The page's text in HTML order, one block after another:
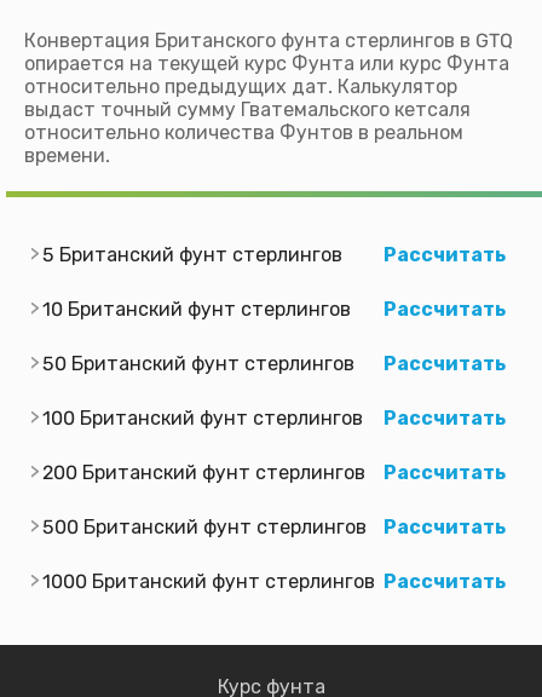
Конвертация Британского фунта стерлингов в GTQ
опирается на текущей курс Фунта или курс Фунта
относительно предыдущих дат. Калькулятор
выдаст точный сумму Гватемальского кетсаля
относительно количества Фунтов в реальном
времени.
5 Британский фунт стерлингов Рассчитать
10 Британский фунт стерлингов Рассчитать
50 Британский фунт стерлингов Рассчитать
100 Британский фунт стерлингов Рассчитать
200 Британский фунт стерлингов Рассчитать
500 Британский фунт стерлингов Рассчитать
1000 Британский фунт стерлингов Рассчитать
Курс фунта